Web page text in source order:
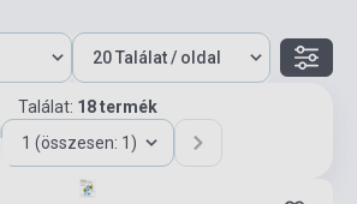
Találat: 18 termék
1 (összesen: 1)